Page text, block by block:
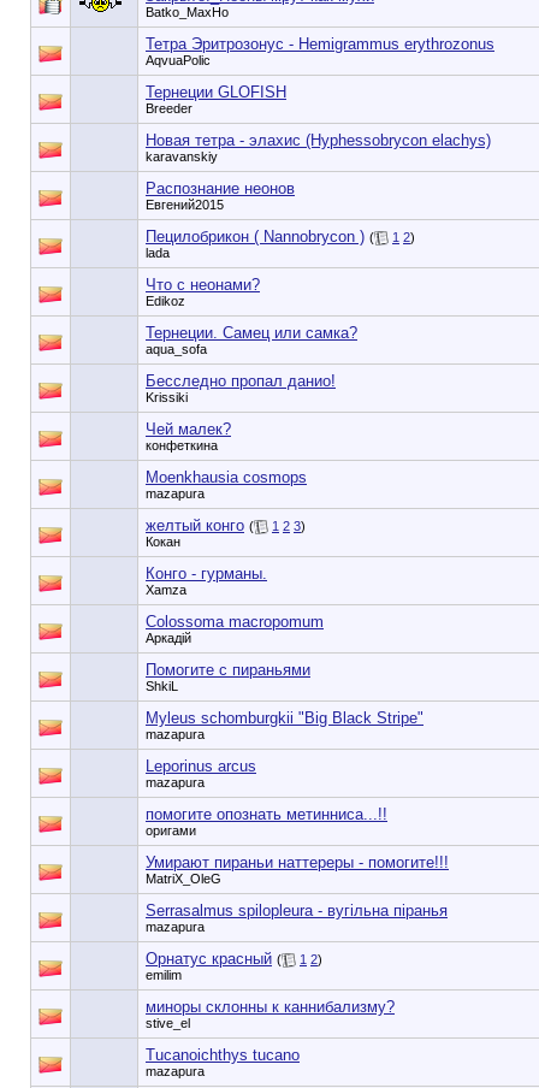
Batko_MaxHo
Тетра Эритрозонус - Hemigrammus erythrozonus
AqvuaPolic
Тернеции GLOFISH
Breeder
Новая тетра - элахис (Hyphessobrycon elachys)
karavanskiy
Распознание неонов
Евгений2015
Пецилобрикон ( Nannobrycon ) ( 1 2)
lada
Что с неонами?
Edikoz
Тернеции. Самец или самка?
aqua_sofa
Бесследно пропал данио!
Krissiki
Чей малек?
конфеткина
Moenkhausia cosmops
mazapura
желтый конго ( 1 2 3)
Кокан
Конго - гурманы.
Xamza
Colossoma macropomum
Аркадій
Помогите с пираньями
ShkiL
Myleus schomburgkii "Big Black Stripe"
mazapura
Leporinus arcus
mazapura
помогите опознать метинниса...!!
оригами
Умирают пираньи наттереры - помогите!!!
MatriX_OleG
Serrasalmus spilopleura - вугільна піранья
mazapura
Орнатус красный ( 1 2)
emilim
миноры склонны к каннибализму?
stive_el
Tucanoichthys tucano
mazapura